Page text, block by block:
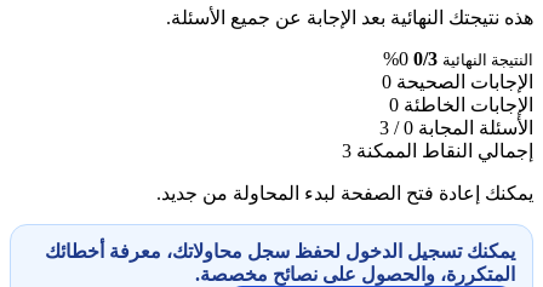
هذه نتيجتك النهائية بعد الإجابة عن جميع الأسئلة.
النتيجة النهائية 0/3
0%
الإجابات الصحيحة 0
الإجابات الخاطئة 0
الأسئلة المجابة 0 / 3
إجمالي النقاط الممكنة 3
يمكنك إعادة فتح الصفحة لبدء المحاولة من جديد.
يمكنك تسجيل الدخول لحفظ سجل محاولاتك، معرفة أخطائك
المتكررة، والحصول على نصائح مخصصة.